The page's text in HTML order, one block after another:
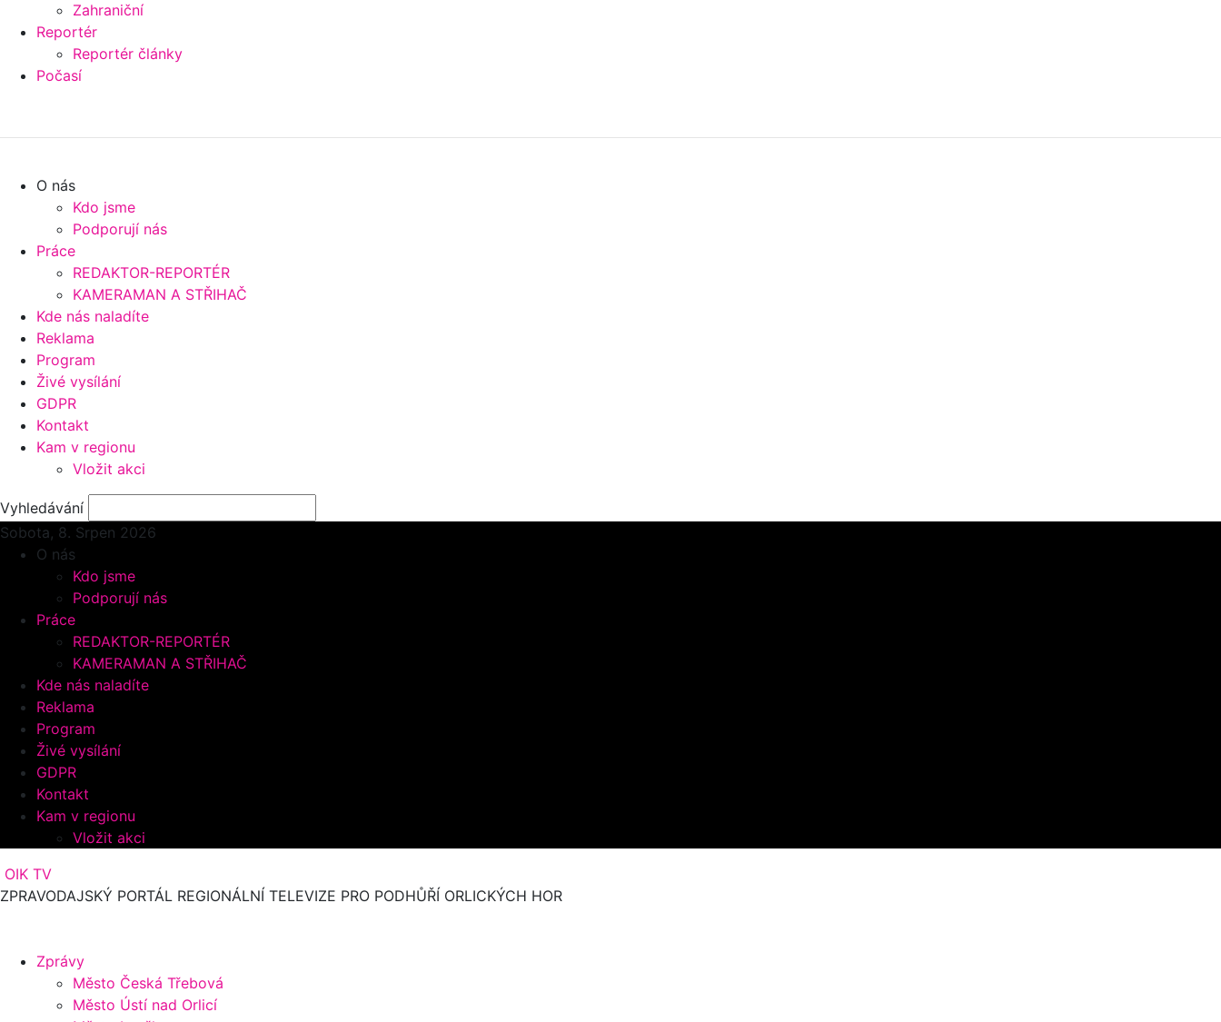
Zahraniční
Reportér
Reportér články
Počasí
O nás
Kdo jsme
Podporují nás
Práce
REDAKTOR-REPORTÉR
KAMERAMAN A STŘIHAČ
Kde nás naladíte
Reklama
Program
Živé vysílání
GDPR
Kontakt
Kam v regionu
Vložit akci
Vyhledávání
Sobota, 8. Srpen 2026
O nás
Kdo jsme
Podporují nás
Práce
REDAKTOR-REPORTÉR
KAMERAMAN A STŘIHAČ
Kde nás naladíte
Reklama
Program
Živé vysílání
GDPR
Kontakt
Kam v regionu
Vložit akci
OIK TV
ZPRAVODAJSKÝ PORTÁL REGIONÁLNÍ TELEVIZE PRO PODHŮŘÍ ORLICKÝCH HOR
Zprávy
Město Česká Třebová
Město Ústí nad Orlicí